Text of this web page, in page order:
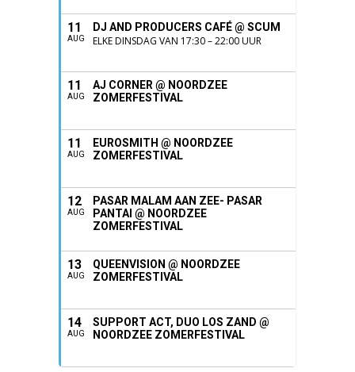
11
AUG
DJ AND PRODUCERS CAFÉ @ SCUM
ELKE DINSDAG VAN 17:30 – 22:00 UUR
11
AUG
AJ CORNER @ NOORDZEE
ZOMERFESTIVAL
11
AUG
EUROSMITH @ NOORDZEE
ZOMERFESTIVAL
12
AUG
PASAR MALAM AAN ZEE- PASAR
PANTAI @ NOORDZEE
ZOMERFESTIVAL
13
AUG
QUEENVISION @ NOORDZEE
ZOMERFESTIVAL
14
AUG
SUPPORT ACT, DUO LOS ZAND @
NOORDZEE ZOMERFESTIVAL